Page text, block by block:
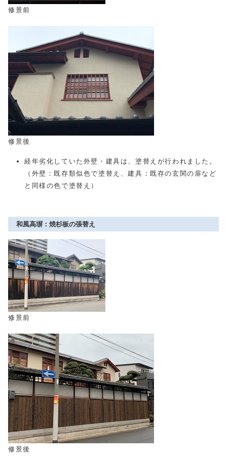
修景前
修景後
経年劣化していた外壁・建具は、塗替えが行われました。
（外壁：既存類似色で塗替え、建具：既存の玄関の扉など
と同様の色で塗替え）
和風高塀：焼杉板の張替え
修景前
修景後